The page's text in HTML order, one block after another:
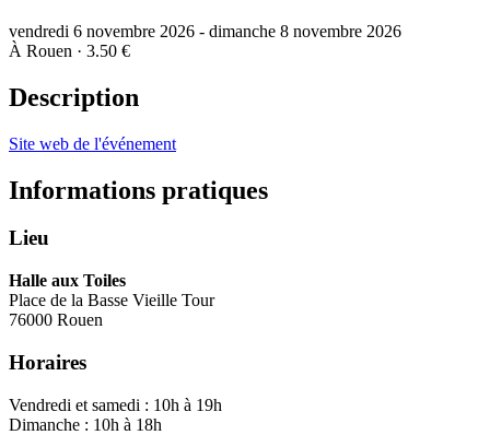
vendredi 6 novembre 2026 - dimanche 8 novembre 2026
À Rouen · 3.50 €
Description
Site web de l'événement
Informations pratiques
Lieu
Halle aux Toiles
Place de la Basse Vieille Tour
76000 Rouen
Horaires
Vendredi et samedi : 10h à 19h
Dimanche : 10h à 18h